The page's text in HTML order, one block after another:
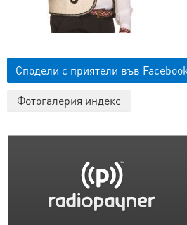
Сподели с приятели във
Фотогалерия индекс